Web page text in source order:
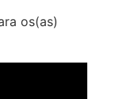
os(as)